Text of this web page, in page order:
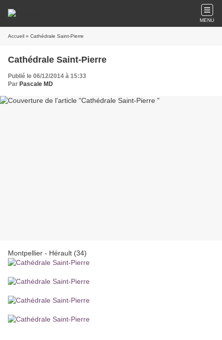
MENU
Accueil » Cathédrale Saint-Pierre
Cathédrale Saint-Pierre
Publié le 06/12/2014 à 15:33
Par Pascale MD
Montpellier - Hérault (34)